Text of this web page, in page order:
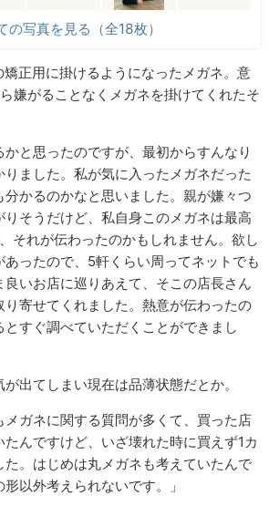
の写真を見る（全18枚）
正用に掛けるようになったメガネ。意
嫌がることなくメガネを掛けてくれたそ
かと思ったのですが、最初からすんなり
ました。私が気に入ったメガネだった
かるのかなと思いました。親が嫌々つ
そうだけど、私自身このメガネは最高
それが伝わったのかもしれません。欲し
ったので、 5軒くらい周ってネットでも
いお店に巡りあえて、そこの店長さん
り寄せてくれました。熱意が伝わったの
すぐ調べていただくことができまし
出てしまい現在は品薄状態だとか。
メガネに関する質問が多くて、買った店
んですけど、いざ壊れた時に買えず1 カ
た。はじめは丸メガネも考えていたんで
以外考えられないです。」